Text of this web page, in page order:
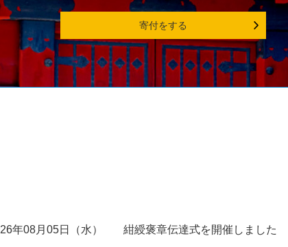
寄付をする
年08月05日（水） 紺綬褒章伝達式を開催しました